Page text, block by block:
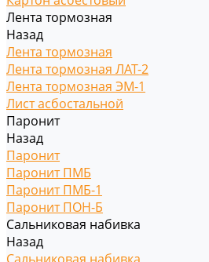
Лента тормозная
Назад
Лента тормозная
Лента тормозная ЛАТ-2
Лента тормозная ЭМ-1
Лист асбостальной
Паронит
Назад
Паронит
Паронит ПМБ
Паронит ПМБ-1
Паронит ПОН-Б
Сальниковая набивка
Назад